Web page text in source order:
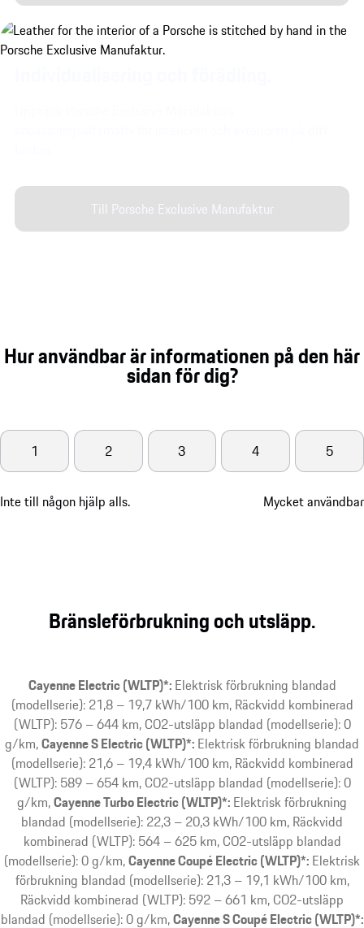
Till Porsche Exclusive Manufaktur
Hur användbar är informationen på den här
sidan för dig?
Inte till någon hjälp alls.
1 2 3 4 5
Mycket användbar
Bränsleförbrukning och utsläpp.
Cayenne Electric (WLTP)*: Elektrisk förbrukning blandad
(modellserie): 21,8 – 19,7 kWh/100 km, Räckvidd kombinerad
(WLTP): 576 – 644 km, CO2-utsläpp blandad (modellserie): 0
g/km Cayenne S Electric (WLTP)*: Elektrisk förbrukning blandad
(modellserie): 21,6 – 19,4 kWh/100 km, Räckvidd kombinerad
(WLTP): 589 – 654 km, CO2-utsläpp blandad (modellserie): 0
g/km Cayenne Turbo Electric (WLTP)*: Elektrisk förbrukning
blandad (modellserie): 22,3 – 20,3 kWh/100 km, Räckvidd
kombinerad (WLTP): 564 – 625 km, CO2-utsläpp blandad
(modellserie): 0 g/km Cayenne Coupé Electric (WLTP)*: Elektrisk
förbrukning blandad (modellserie): 21,3 – 19,1 kWh/100 km,
Räckvidd kombinerad (WLTP): 592 – 661 km, CO2-utsläpp
blandad (modellserie): 0 g/km Cayenne S Coupé Electric (WLTP)*: